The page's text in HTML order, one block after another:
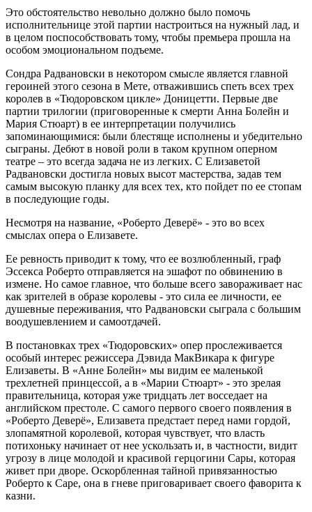
Это обстоятельство невольно должно было помочь
исполнительнице этой партии настроиться на нужный лад, и
в целом поспособствовать тому, чтобы премьера прошла на
особом эмоциональном подъеме.
Сондра Радвановски в некотором смысле является главной
героиней этого сезона в Мете, отважившись спеть всех трех
королев в «Тюдоровском цикле» Доницетти. Первые две
партии трилогии (приговоренные к смерти Анна Болейн и
Мария Стюарт) в ее интерпретации получились
запоминающимися: были блестяще исполнены и убедительно
сыграны. Дебют в новой роли в таком крупном оперном
театре – это всегда задача не из легких. С Елизаветой
Радвановски достигла новых высот мастерства, задав тем
самым высокую планку для всех тех, кто пойдет по ее стопам
в последующие годы.
Несмотря на название, «Роберто Деверё» - это во всех
смыслах опера о Елизавете.
Ее ревность приводит к тому, что ее возлюбленный, граф
Эссекса Роберто отправляется на эшафот по обвинению в
измене. Но самое главное, что больше всего завораживает нас
как зрителей в образе королевы - это сила ее личности, ее
душевные переживания, что Радвановски сыграла с большим
воодушевлением и самоотдачей.
В постановках трех «Тюдоровских» опер прослеживается
особый интерес режиссера Дэвида МакВикара к фигуре
Елизаветы. В «Анне Болейн» мы видим ее маленькой
трехлетней принцессой, а в «Марии Стюарт» - это зрелая
правительница, которая уже тридцать лет восседает на
английском престоле. С самого первого своего появления в
«Роберто Деверё», Елизавета предстает перед нами гордой,
злопамятной королевой, которая чувствует, что власть
потихоньку начинает от нее ускользать и, в частности, видит
угрозу в лице молодой и красивой герцогини Сары, которая
живет при дворе. Оскорбленная тайной привязанностью
Роберто к Саре, она в гневе приговаривает своего фаворита к
казни.